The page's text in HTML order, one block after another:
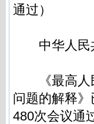
通过）
中华人民
《最高人民
问题的解释
480次会议通